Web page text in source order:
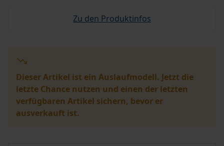
Zu den Produktinfos
Dieser Artikel ist ein Auslaufmodell. Jetzt die
letzte Chance nutzen und einen der letzten
verfügbaren Artikel sichern, bevor er
ausverkauft ist.